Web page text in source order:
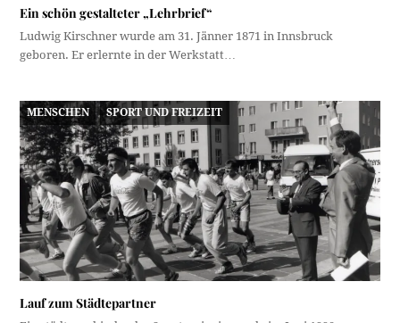
Ein schön gestalteter „Lehrbrief“
Ludwig Kirschner wurde am 31. Jänner 1871 in Innsbruck
geboren. Er erlernte in der Werkstatt…
MENSCHEN SPORT UND FREIZEIT
Lauf zum Städtepartner